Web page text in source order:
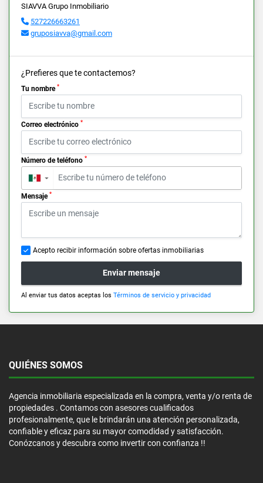
SIAVVA Grupo Inmobiliario
527226663261
gruposiavva@gmail.com
¿Prefieres que te contactemos?
Tu nombre *
Correo electrónico *
Número de teléfono *
▼
Mensaje *
Acepto recibir información sobre ofertas inmobiliarias
Enviar mensaje
Al enviar tus datos aceptas los Términos de servicio y privacidad
QUIÉNES SOMOS
Agencia inmobiliaria especializada en la compra, venta y/o renta de
propiedades . Contamos con asesores cualificados
profesionalmente, que le brindarán una atención personalizada,
confiable y eficaz para su mayor comodidad y satisfacción.
Conózcanos y descubra como invertir con confianza !!